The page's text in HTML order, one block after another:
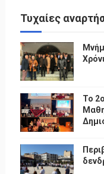
Τυχαίες
To